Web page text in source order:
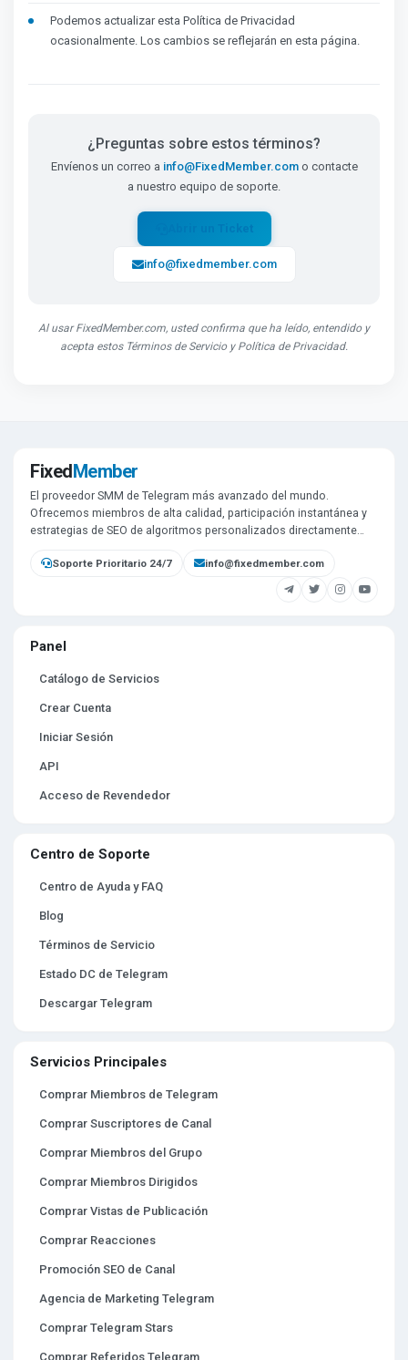
Podemos actualizar esta Política de Privacidad
ocasionalmente. Los cambios se reflejarán en esta página.
¿Preguntas sobre estos términos?
Envíenos un correo a info@FixedMember.como contacte
a nuestro equipo de soporte.
Abrir un Ticket
info@fixedmember.com
Al usar FixedMember.com, usted confirma que ha leído, entendido y
acepta estos Términos de Servicio y Política de Privacidad.
FixedMember
El proveedor SMM de Telegram más avanzado del mundo.
Ofrecemos miembros de alta calidad, participación instantánea y
estrategias de SEO de algoritmos personalizados directamente
Soporte Prioritario 24/7 info@fixedmember.com
Panel
Catálogo de Servicios
Crear Cuenta
Iniciar Sesión
API
Acceso de Revendedor
Centro de Soporte
Centro de Ayuda y FAQ
Blog
Términos de Servicio
Estado DC de Telegram
Descargar Telegram
Servicios Principales
Comprar Miembros de Telegram
Comprar Suscriptores de Canal
Comprar Miembros del Grupo
Comprar Miembros Dirigidos
Comprar Vistas de Publicación
Comprar Reacciones
Promoción SEO de Canal
Agencia de Marketing Telegram
Comprar Telegram Stars
Comprar Referidos Telegram